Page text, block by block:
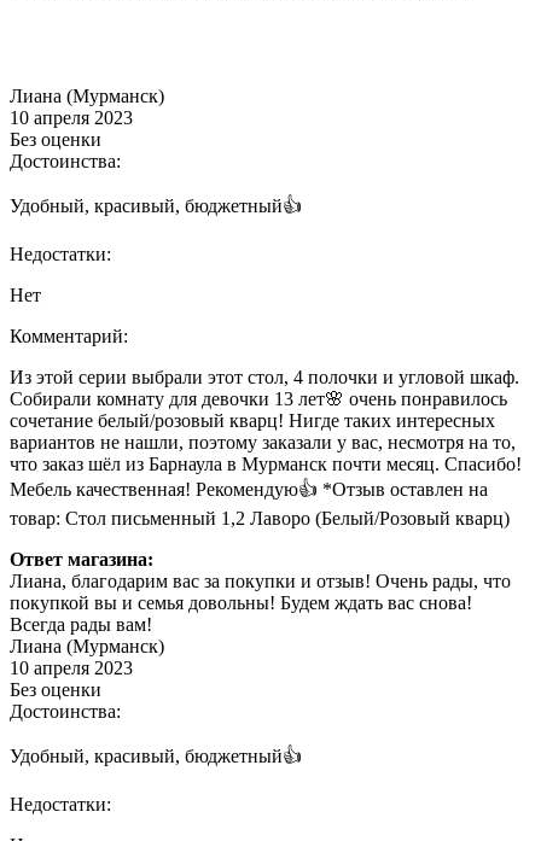
Лиана (Мурманск)
10 апреля 2023
Без оценки
Достоинства:
Удобный, красивый, бюджетный👍
Недостатки:
Нет
Комментарий:
Из этой серии выбрали этот стол, 4 полочки и угловой шкаф.
Собирали комнату для девочки 13 лет🌸 очень понравилось
сочетание белый/розовый кварц! Нигде таких интересных
вариантов не нашли, поэтому заказали у вас, несмотря на то,
что заказ шёл из Барнаула в Мурманск почти месяц. Спасибо!
Мебель качественная! Рекомендую👍 *Отзыв оставлен на
товар: Стол письменный 1,2 Лаворо (Белый/Розовый кварц)
Ответ магазина:
Лиана, благодарим вас за покупки и отзыв! Очень рады, что
покупкой вы и семья довольны! Будем ждать вас снова!
Всегда рады вам!
Лиана (Мурманск)
10 апреля 2023
Без оценки
Достоинства:
Удобный, красивый, бюджетный👍
Недостатки: